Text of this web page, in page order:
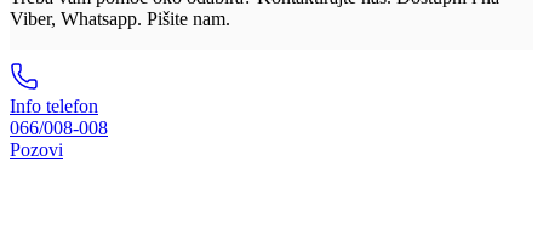
Viber, Whatsapp. Pišite nam.
Info telefon
066/008-008
Pozovi